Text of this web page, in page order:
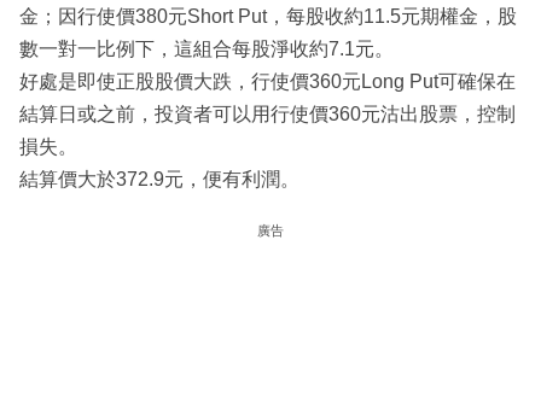
金；因行使價380元Short Put，每股收約11.5元期權金，股
數一對一比例下，這組合每股淨收約7.1元。
好處是即使正股股價大跌，行使價360元Long Put可確保在
結算日或之前，投資者可以用行使價360元沽出股票，控制
損失。
結算價大於372.9元，便有利潤。
廣告